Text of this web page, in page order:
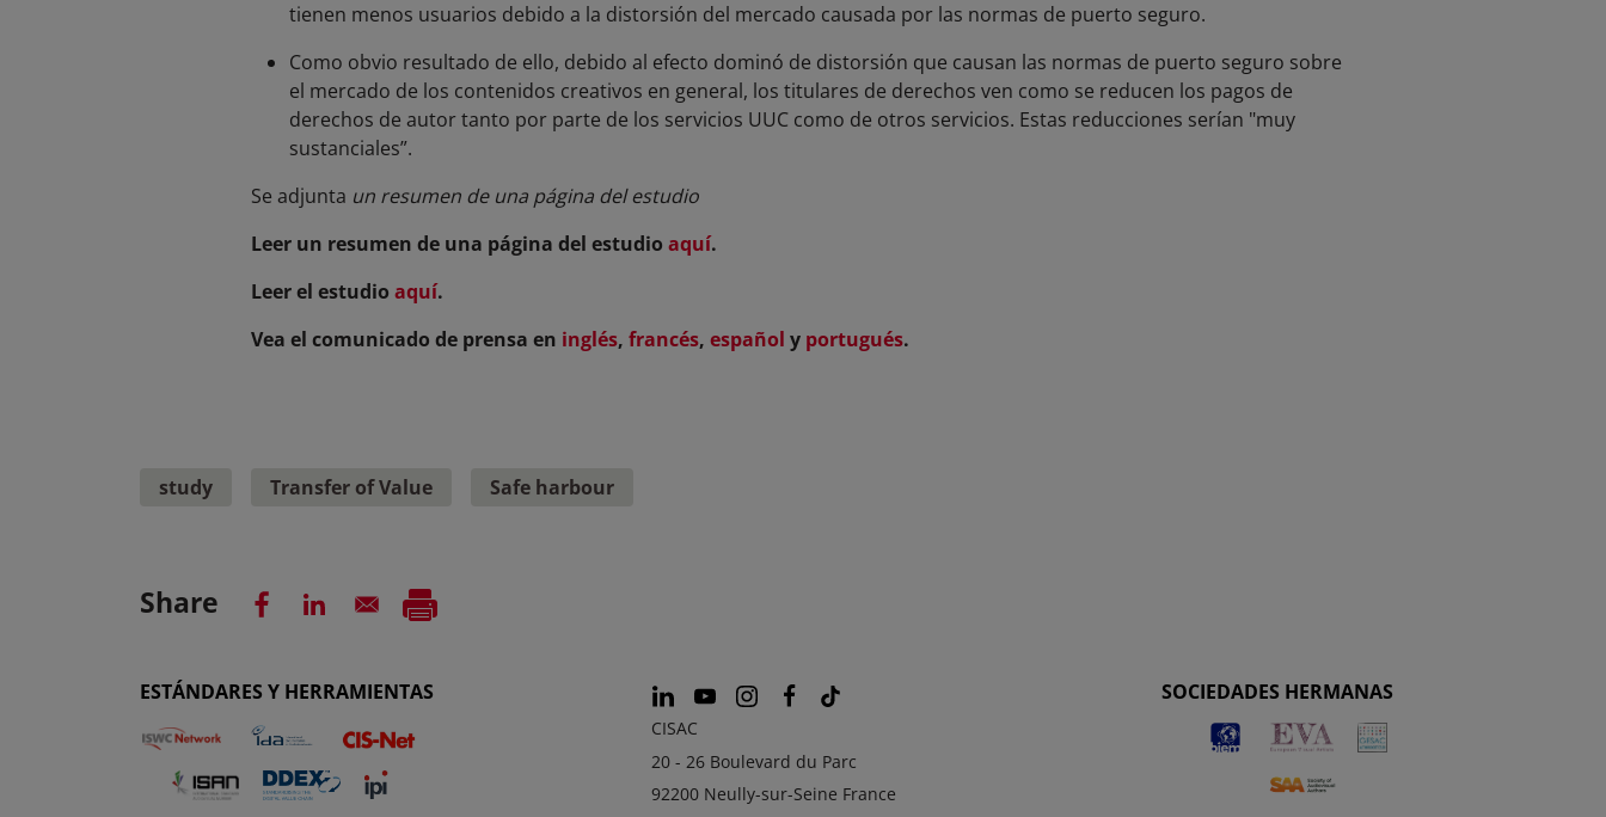
tienen menos usuarios debido a la distorsión del mercado causada por las normas de puerto seguro.
Como obvio resultado de ello, debido al efecto dominó de distorsión que causan las normas de puerto seguro sobre
el mercado de los contenidos creativos en general, los titulares de derechos ven como se reducen los pagos de
derechos de autor tanto por parte de los servicios UUC como de otros servicios. Estas reducciones serían "muy
sustanciales”.
Se adjunta un resumen de una página del estudio
Leer un resumen de una página del estudio aquí.
Leer el estudio aquí.
Vea el comunicado de prensa en inglés, francés, español y portugués.
study Transfer of Value Safe harbour
Share
ESTÁNDARES Y HERRAMIENTAS
CISAC
20 - 26 Boulevard du Parc
92200 Neully-sur-Seine France
SOCIEDADES HERMANAS